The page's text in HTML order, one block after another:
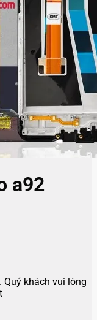
a92
Quý khách vui lòng